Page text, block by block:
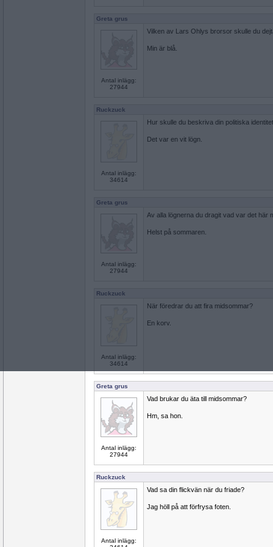
Greta grus
Antal inlägg:
27944
Vilken av Lars Ohlys brorsor skulle du
Min är blå.
Ruckzuck
Antal inlägg:
34614
Hur skulle du beskriva din politiska
Det var en vit lögn.
Greta grus
Antal inlägg:
27944
Av alla lögnerna du dragit vad var det här
Helst på sommaren.
Ruckzuck
Antal inlägg:
34614
När föredrar du att fira midsommar?
En korv.
Greta grus
Antal inlägg:
27944
Vad brukar du äta till midsommar?
Hm, sa hon.
Ruckzuck
Antal inlägg:
Vad sa din flickvän när du friade?
Jag höll på att förfrysa foten.